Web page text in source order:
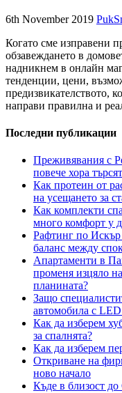
6th November 2019
Когато сме изправени
обзавеждането в
надникнем в онлайн
тенденции, цени,
предизвикателството,
направи правилна и
Последни публикации
Преживявания с
повече хора
Как протеин от
на усещането за
Как комплекти
много комфорт у
Рафтинг по
баланс между
Апартаменти в
променя изцяло
планината?
Защо
автомобила с
Как да изберем
за спалнята?
Как да изберем
Откриване на
ново начало
Къде в близост